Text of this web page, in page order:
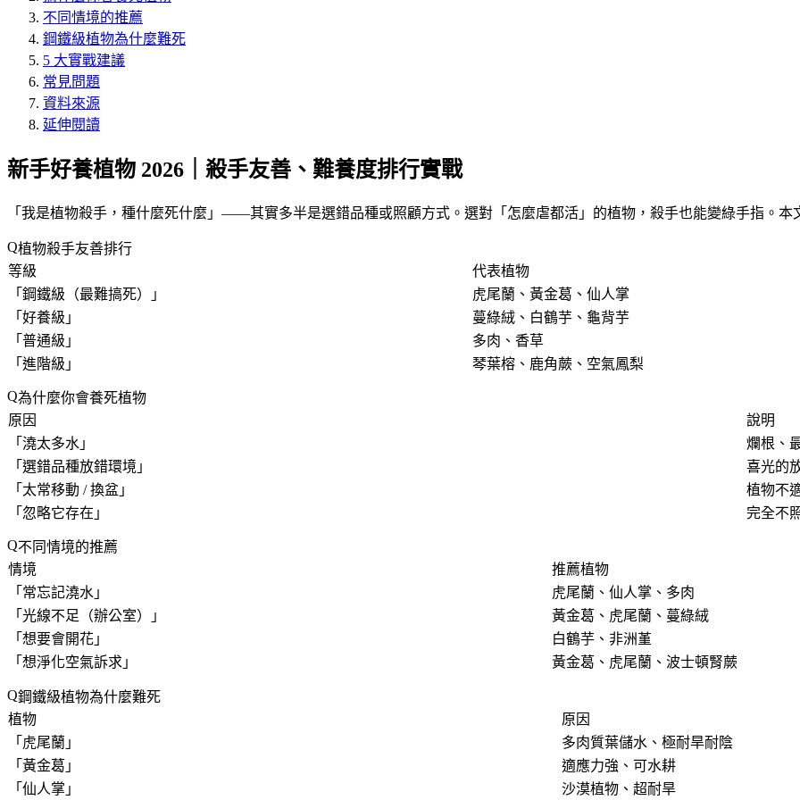
不同情境的推薦
鋼鐵級植物為什麼難死
5 大實戰建議
常見問題
資料來源
延伸閱讀
新手好養植物 2026｜殺手友善、難養度排行實戰
「 我是植物殺手，種什麼死什麼 」——其實多半是選錯品種或照顧方式。選對「 怎麼虐都活 」的植物，殺手也能變綠手指。本
植物殺手友善排行
等級
代表植物
「 鋼鐵級（最難搞死） 」 虎尾蘭、黃金葛、仙人掌
「 好養級 」 蔓綠絨、白鶴芋、龜背芋
「 普通級 」 多肉、香草
「 進階級 」 琴葉榕、鹿角蕨、空氣鳳梨
為什麼你會養死植物
原因
說明
「 澆太多水 」
爛根、
「 選錯品種放錯環境 」
喜光的
「 太常移動 / 換盆 」
植物不
「 忽略它存在 」 完全不
不同情境的推薦
情境
推薦植物
「 常忘記澆水 」
虎尾蘭、仙人掌、多肉
「 光線不足（辦公室） 」
黃金葛、虎尾蘭、蔓綠絨
「 想要會開花 」
白鶴芋、非洲堇
「 想淨化空氣訴求 」 黃金葛、虎尾蘭、波士頓腎蕨
鋼鐵級植物為什麼難死
植物
原因
「 虎尾蘭 」
多肉質葉儲水、極耐旱耐陰
「 黃金葛 」
適應力強、可水耕
「 仙人掌 」
沙漠植物、超耐旱